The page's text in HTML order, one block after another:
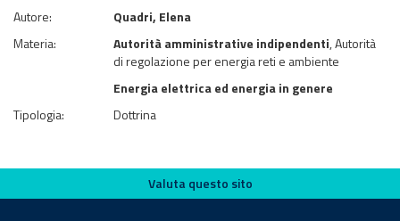
Autore:
Quadri, Elena
Materia:
Autorità amministrative indipendenti, Autorità
di regolazione per energia reti e ambiente
Energia elettrica ed energia in genere
Tipologia:
Dottrina
Valuta questo sito
Valuta questo sito